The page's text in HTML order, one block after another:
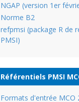
NGAP (version 1er
Norme B2
refpmsi (package R de
PMSI)
Référentiels PMSI
Formats d'entrée MCO